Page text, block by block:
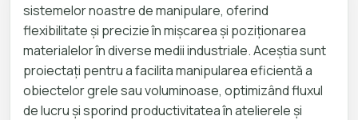
sistemelor noastre de manipulare, oferind
flexibilitate și precizie în mișcarea și poziționarea
materialelor în diverse medii industriale. Aceștia sunt
proiectați pentru a facilita manipularea eficientă a
obiectelor grele sau voluminoase, optimizând fluxul
de lucru și sporind productivitatea în atelierele și